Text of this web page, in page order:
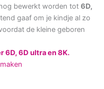
bewerkt worden tot 6D,
gaaf om je kindje al zo
de kleine geboren
6D, 6D ultra en 8K.